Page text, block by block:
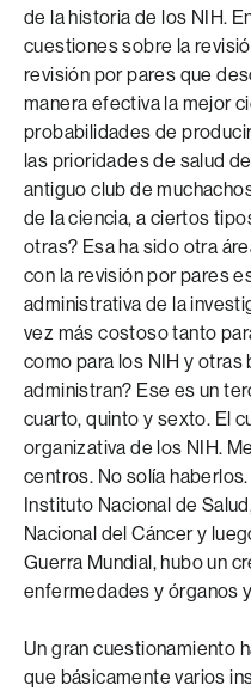
de la historia de los NIH.
cuestiones sobre la
revisión por pares que
manera efectiva la mejor
probabilidades de
las prioridades de salud
antiguo club de
de la ciencia, a ciertos
otras? Esa ha sido otra
con la revisión por pares
administrativa de la
vez más costoso tanto
como para los NIH y otras
administran? Ese es un
cuarto, quinto y sexto. El
organizativa de los NIH.
centros. No solía
Instituto Nacional de
Nacional del Cáncer y
Guerra Mundial, hubo un
enfermedades y órganos
Un gran cuestionamiento
que básicamente varios